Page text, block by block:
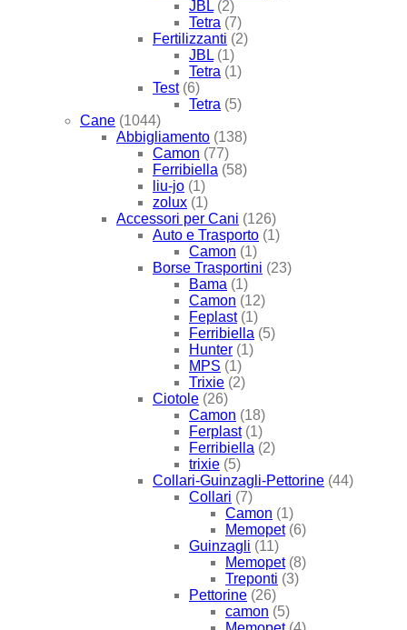
JBL (2)
Tetra (7)
Fertilizzanti (2)
JBL (1)
Tetra (1)
Test (6)
Tetra (5)
Cane (1044)
Abbigliamento (138)
Camon (77)
Ferribiella (58)
liu-jo (1)
zolux (1)
Accessori per Cani (126)
Auto e Trasporto (1)
Camon (1)
Borse Trasportini (23)
Bama (1)
Camon (12)
Feplast (1)
Ferribiella (5)
Hunter (1)
MPS (1)
Trixie (2)
Ciotole (26)
Camon (18)
Ferplast (1)
Ferribiella (2)
trixie (5)
Collari-Guinzagli-Pettorine (44)
Collari (7)
Camon (1)
Memopet (6)
Guinzagli (11)
Memopet (8)
Treponti (3)
Pettorine (26)
camon (5)